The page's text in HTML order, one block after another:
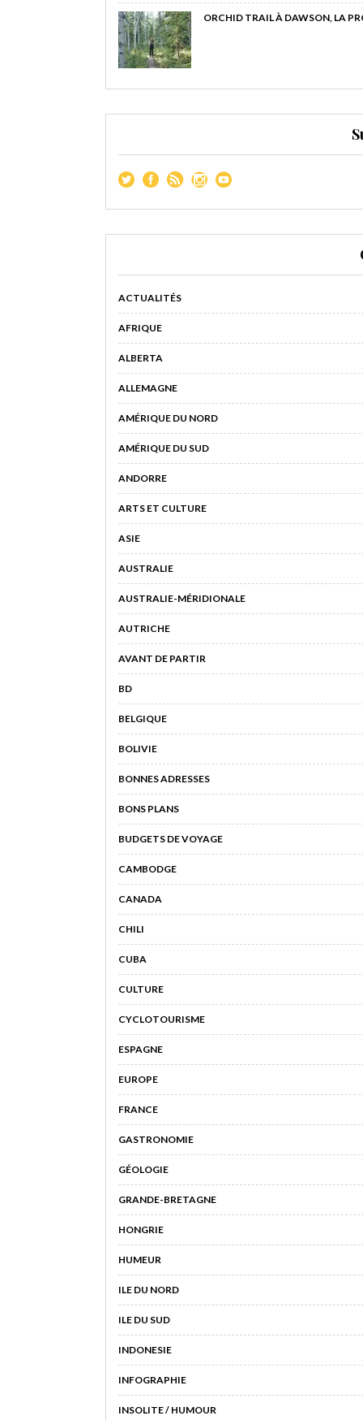
ORCHID TRAIL À DAWSON, LA
ACTUALITÉS
AFRIQUE
ALBERTA
ALLEMAGNE
AMÉRIQUE DU NORD
AMÉRIQUE DU SUD
ANDORRE
ARTS ET CULTURE
ASIE
AUSTRALIE
AUSTRALIE-MÉRIDIONALE
AUTRICHE
AVANT DE PARTIR
BD
BELGIQUE
BOLIVIE
BONNES ADRESSES
BONS PLANS
BUDGETS DE VOYAGE
CAMBODGE
CANADA
CHILI
CUBA
CULTURE
CYCLOTOURISME
ESPAGNE
EUROPE
FRANCE
GASTRONOMIE
GÉOLOGIE
GRANDE-BRETAGNE
HONGRIE
HUMEUR
ILE DU NORD
ILE DU SUD
INDONESIE
INFOGRAPHIE
INSOLITE / HUMOUR